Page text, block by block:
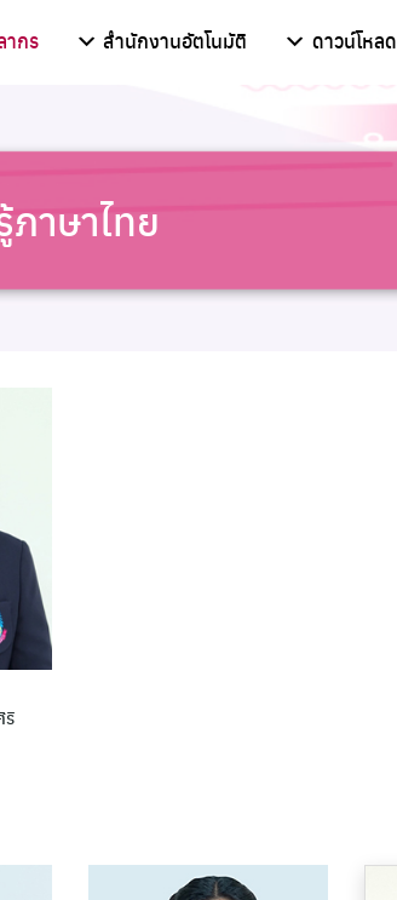
ากร สำนักงานอัตโนมัติ ดาวน์โหลด
ภาษาไทย
ริ